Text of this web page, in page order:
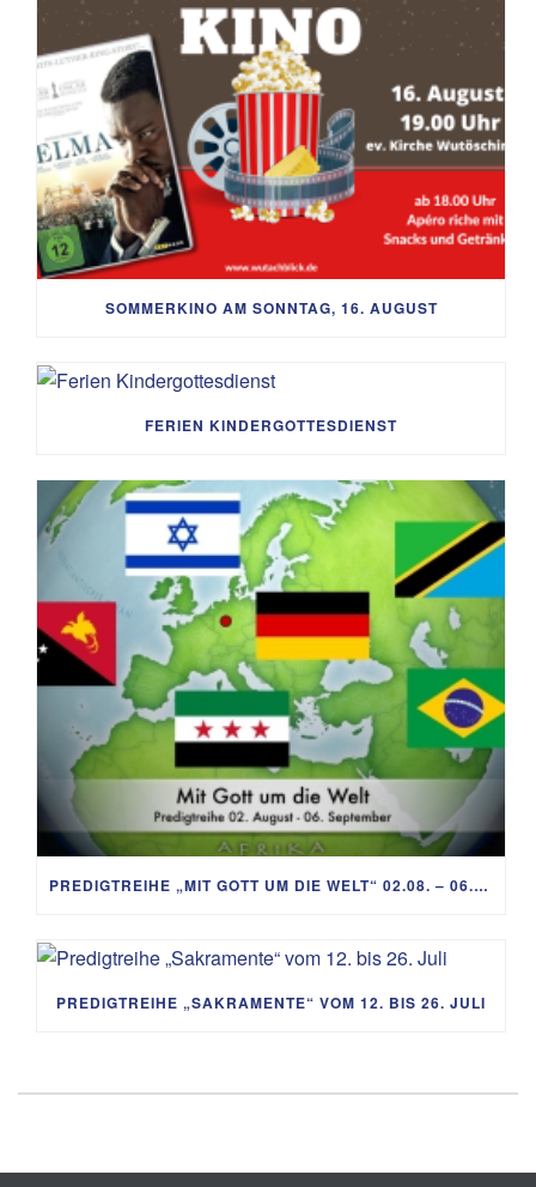
SOMMERKINO AM SONNTAG, 16. AUGUST
FERIEN KINDERGOTTESDIENST
PREDIGTREIHE „MIT GOTT UM DIE WELT“ 02.08. – 06.09.
PREDIGTREIHE „SAKRAMENTE“ VOM 12. BIS 26. JULI